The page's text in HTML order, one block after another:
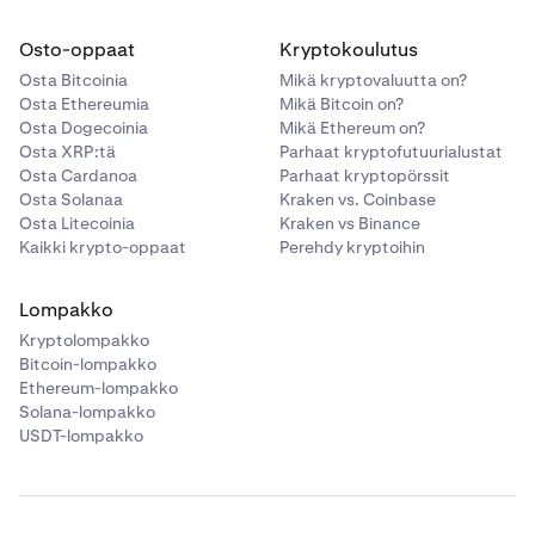
Osto-oppaat
Osta Bitcoinia
Osta Ethereumia
Osta Dogecoinia
Osta XRP:tä
Osta Cardanoa
Osta Solanaa
Osta Litecoinia
Kaikki krypto-oppaat
Kryptokoulutus
Mikä kryptovaluutta on?
Mikä Bitcoin on?
Mikä Ethereum on?
Parhaat kryptofutuurialustat
Parhaat kryptopörssit
Kraken vs. Coinbase
Kraken vs Binance
Perehdy kryptoihin
Lompakko
Kryptolompakko
Bitcoin-lompakko
Ethereum-lompakko
Solana-lompakko
USDT-lompakko